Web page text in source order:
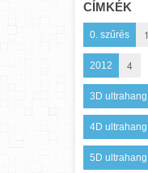
CÍMKÉK
0. szűrés 1
2012 4
3D ultrahang
4D ultrahang
5D ultrahang